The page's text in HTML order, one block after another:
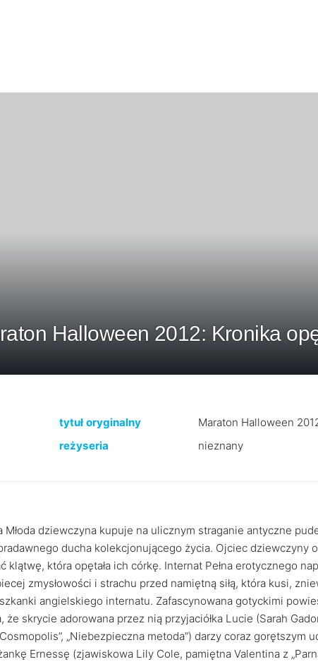
Halloween 2012: Kronika
tytuł oryginalny
Maraton Halloween
reżyseria
nieznany
Młoda dziewczyna kupuje na ulicznym straganie antyczne
ducha kolekcjonującego życia. Ojciec dziewczyny
klątwę, która opętała ich córkę. Internat Pełna erotycznego
zmysłowości i strachu przed namiętną siłą, która kusi,
angielskiego internatu. Zafascynowana gotyckimi
że skrycie adorowana przez nią przyjaciółka Lucie (Sarah
„Niebezpieczna metoda”) darzy coraz gorętszym
Ernessę (zjawiskowa Lily Cole, pamiętna Valentina z